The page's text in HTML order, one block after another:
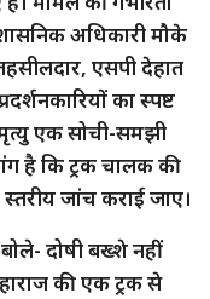
अधिकारी मौके
एसपी देहात
का स्पष्ट
एक सोची-समझी
है कि ट्रक चालक की
जांच कराई जाए।
दोषी बख्शे नहीं
की एक ट्रक से